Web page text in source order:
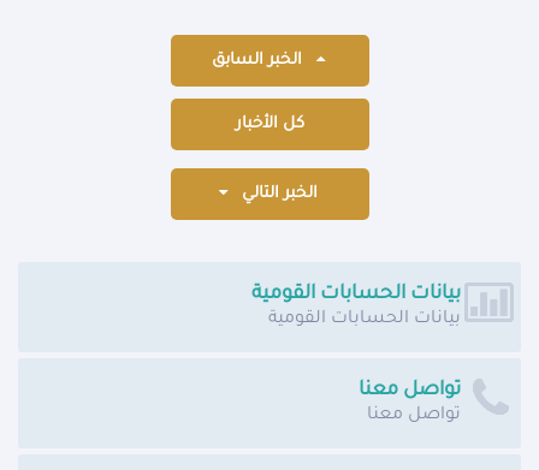
الخبر السابق
كل الأخبار
الخبر التالي
بيانات الحسابات القومية
بيانات الحسابات القومية
تواصل معنا
تواصل معنا